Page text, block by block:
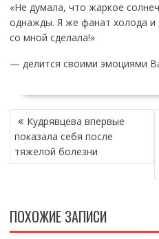
«Не думала, что жаркое
однажды. Я же фанат холода
со мной сделала!»
— делится своими эмоциями
НАВИГАЦИЯ
ПО
ЗАПИСЯМ
Кудрявцева впервые
показала себя после
тяжелой болезни
ПОХОЖИЕ ЗАПИСИ